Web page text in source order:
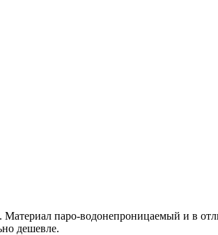
паро-водонепроницаемый и в
дешевле.